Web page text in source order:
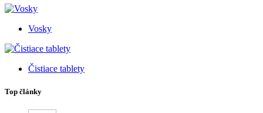
Vosky
Čistiace tablety
Top články